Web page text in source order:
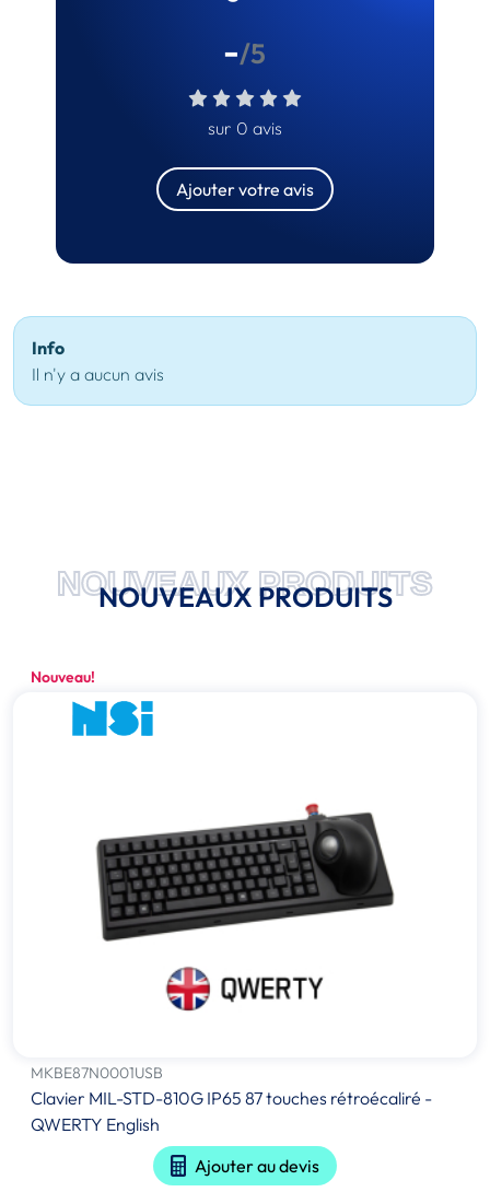
-/5
sur 0 avis
Ajouter votre avis
Info
Il n'y a aucun avis
NOUVEAUX PRODUITS
NOUVEAUX PRODUITS
Nouveau!
MKBE87N0001USB
Clavier MIL-STD-810G IP65 87 touches rétroécaliré -
QWERTY English
Ajouter au devis